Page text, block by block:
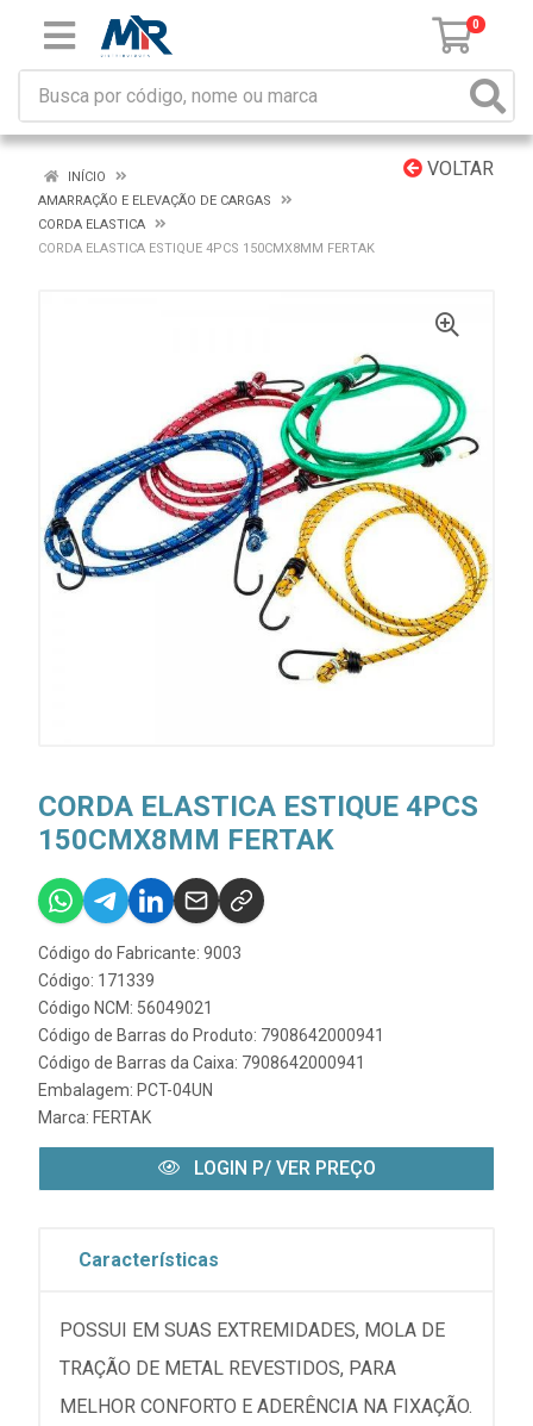
0
VOLTAR
INÍCIO
AMARRAÇÃO E ELEVAÇÃO DE CARGAS
CORDA ELASTICA
CORDA ELASTICA ESTIQUE 4PCS 150CMX8MM FERTAK
CORDA ELASTICA ESTIQUE 4PCS
150CMX8MM FERTAK
Código do Fabricante: 9003
Código: 171339
Código NCM: 56049021
Código de Barras do Produto: 7908642000941
Código de Barras da Caixa: 7908642000941
Embalagem: PCT-04UN
Marca: FERTAK
LOGIN P/ VER PREÇO
Características
POSSUI EM SUAS EXTREMIDADES, MOLA DE
TRAÇÃO DE METAL REVESTIDOS, PARA
MELHOR CONFORTO E ADERÊNCIA NA FIXAÇÃO.